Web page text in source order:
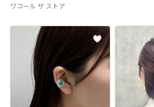
ワコール ザ ストア